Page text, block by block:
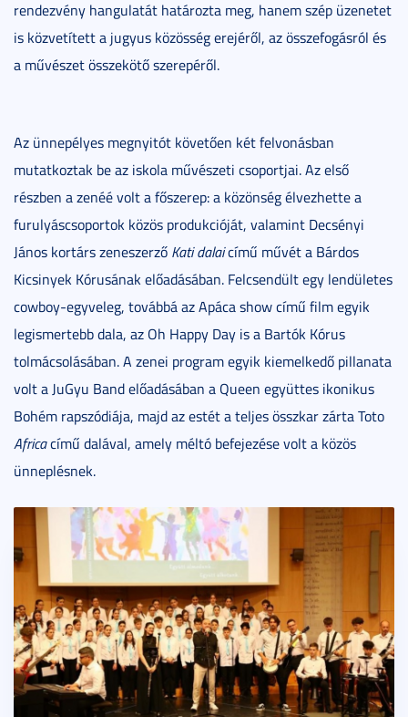
rendezvény hangulatát határozta meg, hanem szép üzenetet
is közvetített a jugyus közösség erejéről, az összefogásról és
a művészet összekötő szerepéről.
Az ünnepélyes megnyitót követően két felvonásban
mutatkoztak be az iskola művészeti csoportjai. Az első
részben a zenéé volt a főszerep: a közönség élvezhette a
furulyáscsoportok közös produkcióját, valamint Decsényi
János kortárs zeneszerző Kati dalaicímű művét a Bárdos
Kicsinyek Kórusának előadásában. Felcsendült egy lendületes
cowboy-egyveleg, továbbá az Apáca show című film egyik
legismertebb dala, az Oh Happy Day is a Bartók Kórus
tolmácsolásában. A zenei program egyik kiemelkedő pillanata
volt a JuGyu Band előadásában a Queen együttes ikonikus
Bohém rapszódiája, majd az estét a teljes összkar zárta Toto
Africacímű dalával, amely méltó befejezése volt a közös
ünneplésnek.